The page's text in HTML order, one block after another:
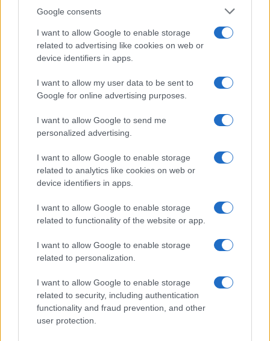
Google consents
I want to allow Google to enable storage
related to advertising like cookies on web or
device identifiers in apps.
I want to allow my user data to be sent to
Google for online advertising purposes.
I want to allow Google to send me
personalized advertising.
I want to allow Google to enable storage
related to analytics like cookies on web or
device identifiers in apps.
I want to allow Google to enable storage
related to functionality of the website or app.
I want to allow Google to enable storage
related to personalization.
I want to allow Google to enable storage
related to security, including authentication
functionality and fraud prevention, and other
user protection.